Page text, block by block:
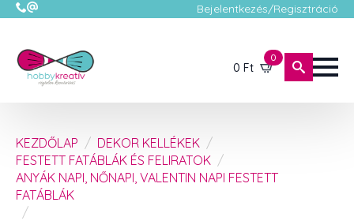
Bejelentkezés/Regisztráció
0 Ft
0
KEZDŐLAP
DEKOR KELLÉKEK
FESTETT FATÁBLÁK ÉS FELIRATOK
ANYÁK NAPI, NŐNAPI, VALENTIN NAPI FESTETT
FATÁBLÁK